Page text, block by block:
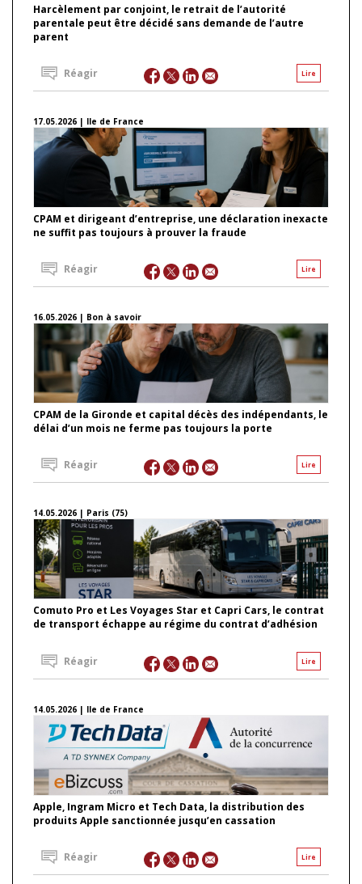
Harcèlement par conjoint, le retrait de l’autorité
parentale peut être décidé sans demande de l’autre
parent
Lire
Réagir
17.05.2026 | Ile de France
CPAM et dirigeant d’entreprise, une déclaration inexacte
ne suffit pas toujours à prouver la fraude
Lire
Réagir
16.05.2026 | Bon à savoir
CPAM de la Gironde et capital décès des indépendants, le
délai d’un mois ne ferme pas toujours la porte
Lire
Réagir
14.05.2026 | Paris (75)
Comuto Pro et Les Voyages Star et Capri Cars, le contrat
de transport échappe au régime du contrat d’adhésion
Lire
Réagir
14.05.2026 | Ile de France
Apple, Ingram Micro et Tech Data, la distribution des
produits Apple sanctionnée jusqu’en cassation
Lire
Réagir